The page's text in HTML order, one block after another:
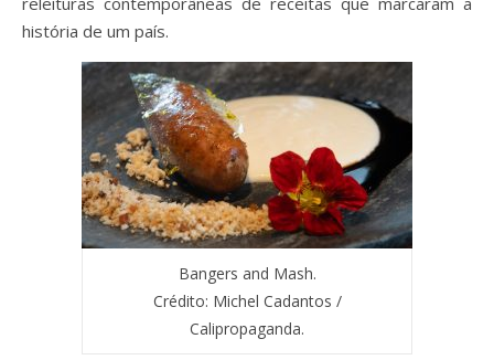
história de um país.
Bangers and Mash.
Crédito: Michel Cadantos /
Calipropaganda.